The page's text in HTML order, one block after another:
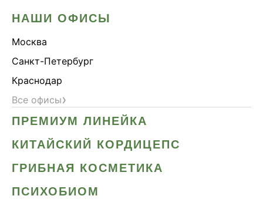
НАШИ ОФИСЫ
Москва
Санкт-Петербург
Краснодар
Все офисы›
ПРЕМИУМ ЛИНЕЙКА
КИТАЙСКИЙ КОРДИЦЕПС
ГРИБНАЯ КОСМЕТИКА
ПСИХОБИОМ